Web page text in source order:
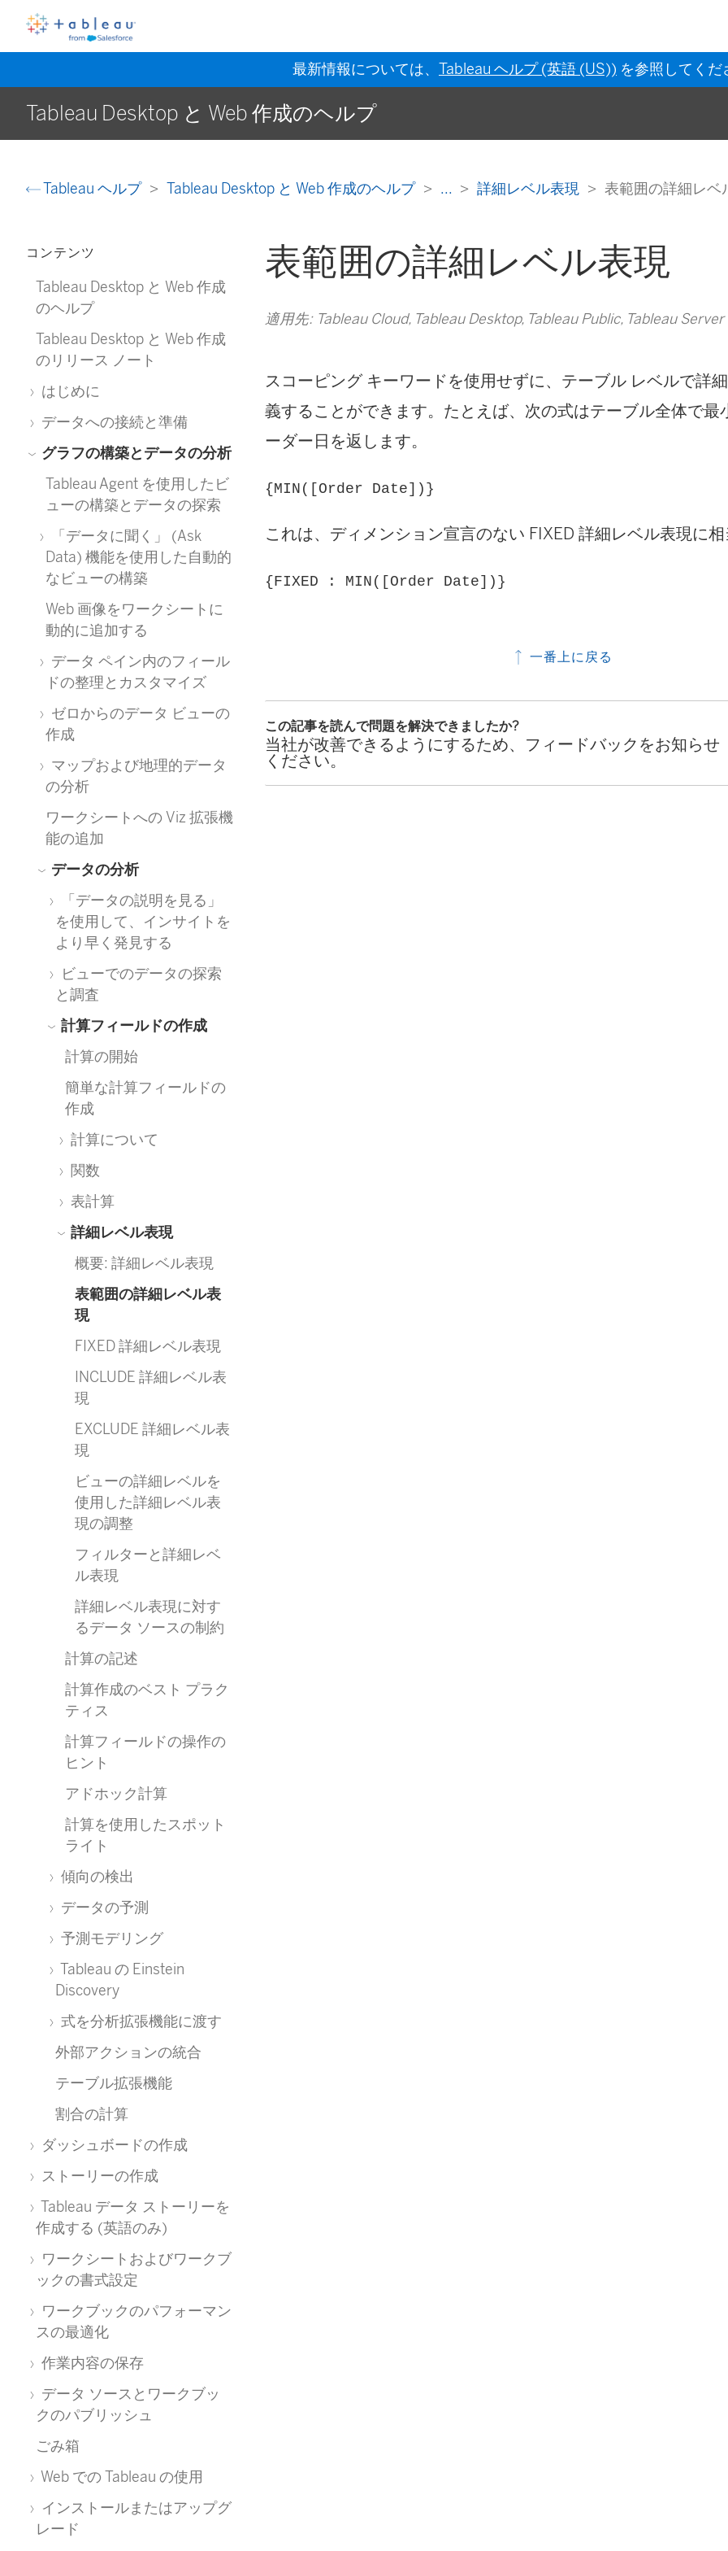
最新情報については、 Tableau ヘルプ (英語 (US)) を参照してくだ
Tableau Desktop と Web 作成のヘルプ
Tableau ヘルプ Tableau Desktop と Web 作成のヘルプ ... 詳細レベル表現 表範囲の詳細レベ
コンテンツ
Tableau Desktop と Web 作成
のヘルプ
Tableau Desktop と Web 作成
のリリース ノート
はじめに
データへの接続と準備
グラフの構築とデータの分析
Tableau Agent を使用したビ
ューの構築とデータの探索
「データに聞く」 (Ask
Data) 機能を使用した自動的
なビューの構築
Web 画像をワークシートに
動的に追加する
データ ペイン内のフィール
ドの整理とカスタマイズ
ゼロからのデータ ビューの
作成
マップおよび地理的データ
の分析
ワークシートへの Viz 拡張機
能の追加
データの分析
「データの説明を見る」
を使用して、インサイトを
より早く発見する
ビューでのデータの探索
と調査
計算フィールドの作成
計算の開始
簡単な計算フィールドの
作成
計算について
関数
表計算
詳細レベル表現
概要: 詳細レベル表現
表範囲の詳細レベル表
現
FIXED 詳細レベル表現
INCLUDE 詳細レベル表
現
EXCLUDE 詳細レベル表
現
ビューの詳細レベルを
使用した詳細レベル表
現の調整
フィルターと詳細レベ
ル表現
詳細レベル表現に対す
るデータ ソースの制約
計算の記述
計算作成のベスト プラク
ティス
計算フィールドの操作の
ヒント
アドホック計算
計算を使用したスポット
ライト
傾向の検出
データの予測
予測モデリング
Tableau の Einstein
Discovery
式を分析拡張機能に渡す
外部アクションの統合
テーブル拡張機能
割合の計算
ダッシュボードの作成
ストーリーの作成
Tableau データ ストーリーを
作成する (英語のみ)
ワークシートおよびワークブ
ックの書式設定
ワークブックのパフォーマン
スの最適化
作業内容の保存
データ ソースとワークブッ
クのパブリッシュ
ごみ箱
Web での Tableau の使用
インストールまたはアップグ
レード
表範囲の詳細レベル表現
適用先: Tableau Cloud, Tableau Desktop, Tableau Public, Tableau Server
スコーピング キーワードを使用せずに、テーブル レベルで詳
義することができます。たとえば、次の式はテーブル全体で最
ーダー日を返します。
{MIN([Order Date])}
これは、ディメンション宣言のない FIXED 詳細レベル表現に相
{FIXED : MIN([Order Date])}
一番上に戻る
この記事を読んで問題を解決できましたか?
当社が改善できるようにするため、フィードバックをお知らせ
ください。